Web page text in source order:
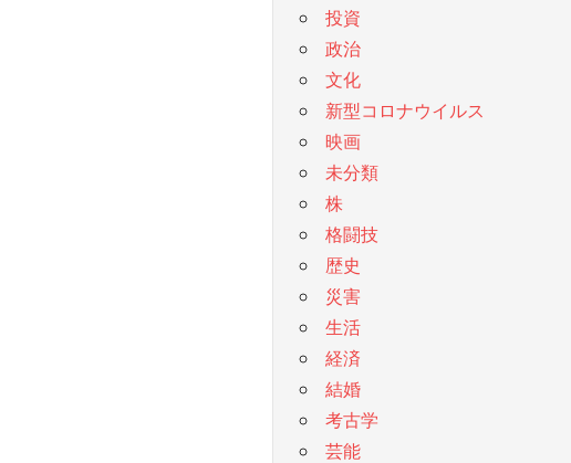
投資
政治
文化
新型コロナウイルス
映画
未分類
株
格闘技
歴史
災害
生活
経済
結婚
考古学
芸能